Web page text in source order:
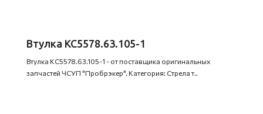
Втулка КС5578.63.105-1
Втулка КС5578.63.105-1 - от поставщика оригинальных
запчастей ЧСУП "Пробрэкер". Категория: Стрела т..